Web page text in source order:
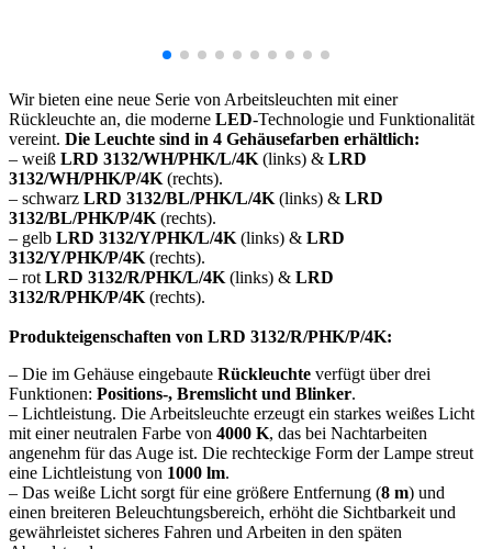
Wir bieten eine neue Serie von Arbeitsleuchten mit einer
Rückleuchte an, die moderne LED-Technologie und Funktionalität
vereint. Die Leuchte sind in 4 Gehäusefarben erhältlich:
– weiß LRD 3132/WH/PHK/L/4K (links) & LRD
3132/WH/PHK/P/4K (rechts).
– schwarz LRD 3132/BL/PHK/L/4K (links) & LRD
3132/BL/PHK/P/4K (rechts).
– gelb LRD 3132/Y/PHK/L/4K (links) & LRD
3132/Y/PHK/P/4K (rechts).
– rot LRD 3132/R/PHK/L/4K (links) & LRD
3132/R/PHK/P/4K (rechts).
Produkteigenschaften von LRD 3132/R/PHK/P/4K:
– Die im Gehäuse eingebaute Rückleuchte verfügt über drei
Funktionen: Positions-, Bremslicht und Blinker.
– Lichtleistung. Die Arbeitsleuchte erzeugt ein starkes weißes Licht
mit einer neutralen Farbe von 4000 K, das bei Nachtarbeiten
angenehm für das Auge ist. Die rechteckige Form der Lampe streut
eine Lichtleistung von 1000 lm.
– Das weiße Licht sorgt für eine größere Entfernung (8 m) und
einen breiteren Beleuchtungsbereich, erhöht die Sichtbarkeit und
gewährleistet sicheres Fahren und Arbeiten in den späten